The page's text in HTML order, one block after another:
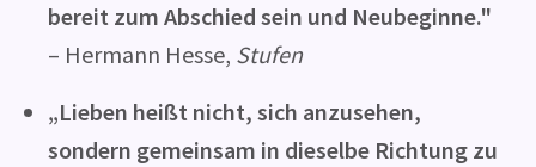
bereit zum Abschied sein und Neubeginne."
– Hermann Hesse, Stufen
„Lieben heißt nicht, sich anzusehen,
sondern gemeinsam in dieselbe Richtung zu